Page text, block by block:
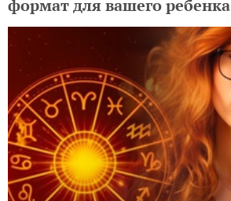
формат для вашего ребенка